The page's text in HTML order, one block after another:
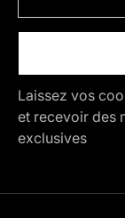
Laissez vos
et recevoir des
exclusives